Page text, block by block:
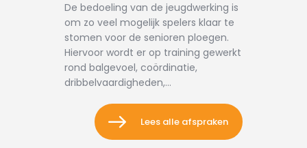
De bedoeling van de jeugdwerking is
om zo veel mogelijk spelers klaar te
stomen voor de senioren ploegen.
Hiervoor wordt er op training gewerkt
rond balgevoel, coördinatie,
dribbelvaardigheden,…
Lees alle afspraken